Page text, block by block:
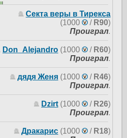
Секта веры в Тирекса
(1000
/ R90)
Проиграл.
Don_Alejandro (1000 / R60)
Проиграл.
дядя Женя (1000 / R46)
Проиграл.
Dzirt (1000 / R26)
Проиграл.
Дракарис (1000 / R18)